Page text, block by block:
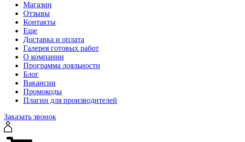
Магазин
Отзывы
Контакты
Еще
Доставка и оплата
Галерея готовых работ
О компании
Программа лояльности
Блог
Вакансии
Промокоды
Плагин для производителей
Заказать звонок